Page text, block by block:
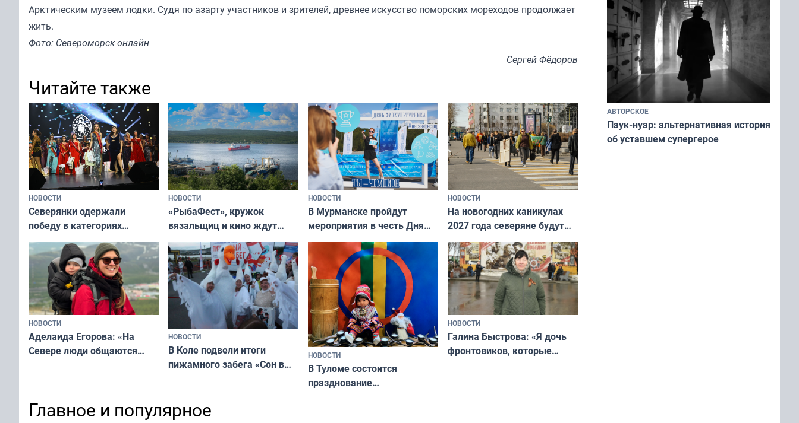
Арктическим музеем лодки. Судя по азарту участников и зрителей, древнее искусство поморских мореходов продолжает
жить.
Фото: Североморск онлайн
Сергей Фёдоров
Читайте также
НОВОСТИ
Северянки одержали
победу в категориях
всероссийского конкурса
«Мисс и Миссис Великая
Русь»
НОВОСТИ
«РыбаФест», кружок
вязальщиц и кино ждут
мурманчан в эти выходные
НОВОСТИ
В Мурманске пройдут
мероприятия в честь Дня
физкультурника
НОВОСТИ
На новогодних каникулах
2027 года северяне будут
отдыхать 11 дней
НОВОСТИ
Аделаида Егорова: «На
Севере люди общаются
НОВОСТИ
В Коле подвели итоги
пижамного забега «Сон в
НОВОСТИ
В Туломе состоится
празднование
НОВОСТИ
Галина Быстрова: «Я дочь
фронтовиков, которые
Главное и популярное
АВТОРСКОЕ
Паук-нуар: альтернативная история
об уставшем супергерое